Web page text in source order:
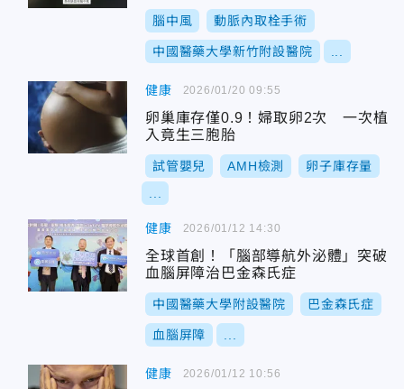
腦中風 動脈內取栓手術
中國醫藥大學新竹附設醫院
健康
卵巢庫存僅0.9！婦取卵2次 一次植
入竟生三胞胎
試管嬰兒 AMH檢測 卵子庫存量
2026/01/20 09:55
健康
全球首創！「腦部導航外泌體」突破
血腦屏障治巴金森氏症
中國醫藥大學附設醫院 巴金森氏症
血腦屏障
2026/01/12 14:30
健康 2026/01/12 10:56